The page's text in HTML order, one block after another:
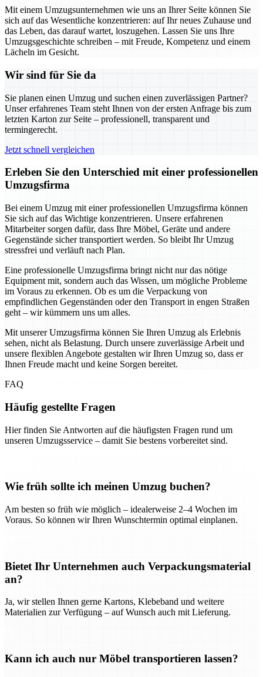
Mit einem Umzugsunternehmen wie uns an Ihrer Seite können Sie
sich auf das Wesentliche konzentrieren: auf Ihr neues Zuhause und
das Leben, das darauf wartet, loszugehen. Lassen Sie uns Ihre
Umzugsgeschichte schreiben – mit Freude, Kompetenz und einem
Lächeln im Gesicht.
Wir sind für Sie da
Sie planen einen Umzug und suchen einen zuverlässigen Partner?
Unser erfahrenes Team steht Ihnen von der ersten Anfrage bis zum
letzten Karton zur Seite – professionell, transparent und
termingerecht.
Jetzt schnell vergleichen
Erleben Sie den Unterschied mit einer professionellen
Umzugsfirma
Bei einem Umzug mit einer professionellen Umzugsfirma können
Sie sich auf das Wichtige konzentrieren. Unsere erfahrenen
Mitarbeiter sorgen dafür, dass Ihre Möbel, Geräte und andere
Gegenstände sicher transportiert werden. So bleibt Ihr Umzug
stressfrei und verläuft nach Plan.
Eine professionelle Umzugsfirma bringt nicht nur das nötige
Equipment mit, sondern auch das Wissen, um mögliche Probleme
im Voraus zu erkennen. Ob es um die Verpackung von
empfindlichen Gegenständen oder den Transport in engen Straßen
geht – wir kümmern uns um alles.
Mit unserer Umzugsfirma können Sie Ihren Umzug als Erlebnis
sehen, nicht als Belastung. Durch unsere zuverlässige Arbeit und
unsere flexiblen Angebote gestalten wir Ihren Umzug so, dass er
Ihnen Freude macht und keine Sorgen bereitet.
FAQ
Häufig gestellte Fragen
Hier finden Sie Antworten auf die häufigsten Fragen rund um
unseren Umzugsservice – damit Sie bestens vorbereitet sind.
Wie früh sollte ich meinen Umzug buchen?
Am besten so früh wie möglich – idealerweise 2–4 Wochen im
Voraus. So können wir Ihren Wunschtermin optimal einplanen.
Bietet Ihr Unternehmen auch Verpackungsmaterial
an?
Ja, wir stellen Ihnen gerne Kartons, Klebeband und weitere
Materialien zur Verfügung – auf Wunsch auch mit Lieferung.
Kann ich auch nur Möbel transportieren lassen?